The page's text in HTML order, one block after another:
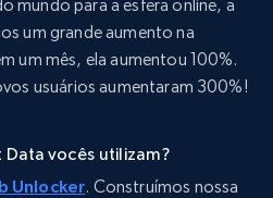
mundo para a esfera online, a
um grande aumento na
um mês, ela aumentou 100%.
usuários aumentaram 300%!
vocês utilizam?
Unlocker. Construímos nossa